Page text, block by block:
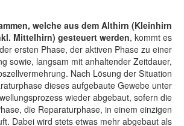
welche aus dem Althirn (Kleinhirn
Mittelhirn) gesteuert werden, kommt es
ersten Phase, der aktiven Phase zu einer
sowie, langsam mit anhaltender Zeitdauer,
Nach Lösung der Situation
dieses aufgebaute Gewebe unter
wieder abgebaut, sofern die
die Reparaturphase, in einem einzigen
Dabei wird stets etwas mehr abgebaut als